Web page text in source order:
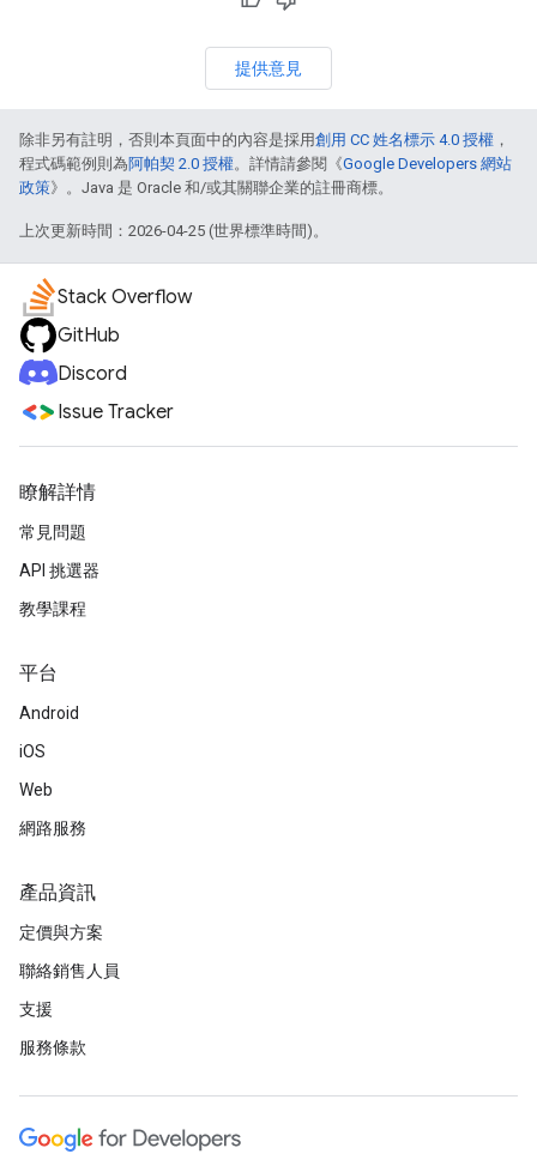
提供意見
除非另有註明，否則本頁面中的內容是採用創用 CC 姓名標示 4.0 授權 ，
程式碼範例則為阿帕契 2.0 授權。詳情請參閱《Google Developers 網站
政策》。Java 是 Oracle 和/或其關聯企業的註冊商標。
上次更新時間：2026-04-25 (世界標準時間)。
Stack Overflow
GitHub
Discord
Issue Tracker
瞭解詳情
常見問題
API 挑選器
教學課程
平台
Android
iOS
Web
網路服務
產品資訊
定價與方案
聯絡銷售人員
支援
服務條款